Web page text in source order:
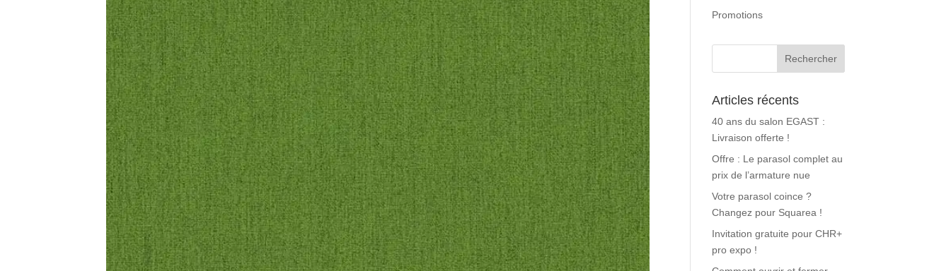
Promotions
Articles récents
40 ans du salon EGAST :
Livraison offerte !
Offre : Le parasol complet au
prix de l’armature nue
Votre parasol coince ?
Changez pour Squarea !
Invitation gratuite pour CHR+
pro expo !